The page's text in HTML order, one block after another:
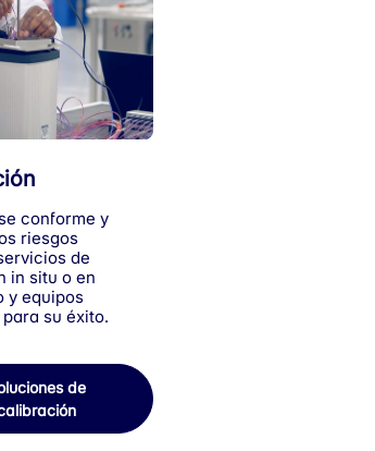
conforme y
riesgos
de
in situ o en
y equipos
su éxito.
de